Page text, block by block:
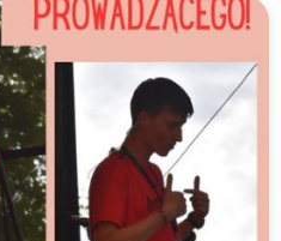
prowadzącego" ze